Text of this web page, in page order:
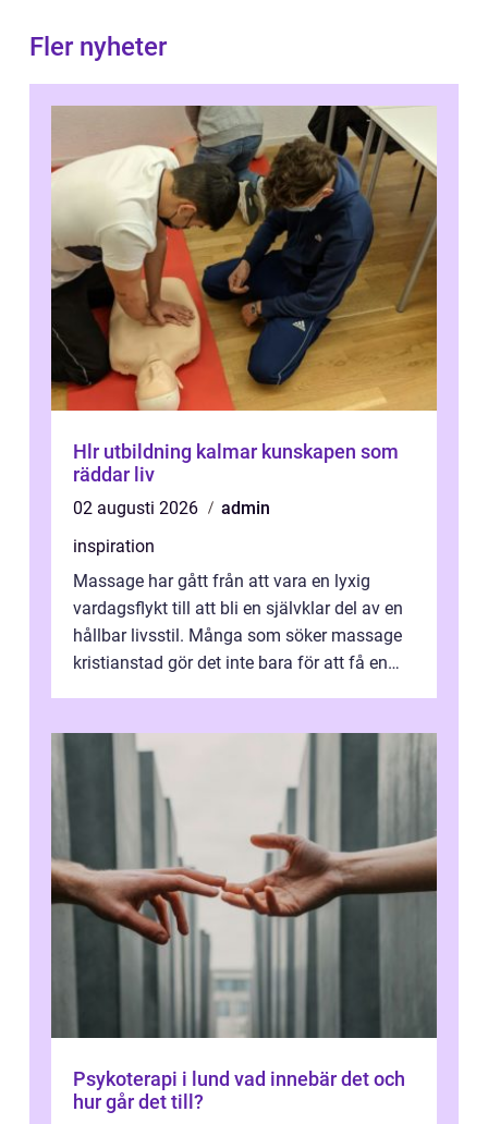
Fler nyheter
Hlr utbildning kalmar kunskapen som
räddar liv
02 augusti 2026
admin
inspiration
Massage har gått från att vara en lyxig
vardagsflykt till att bli en självklar del av en
hållbar livsstil. Många som söker massage
kristianstad gör det inte bara för att få en
Psykoterapi i lund vad innebär det och
hur går det till?